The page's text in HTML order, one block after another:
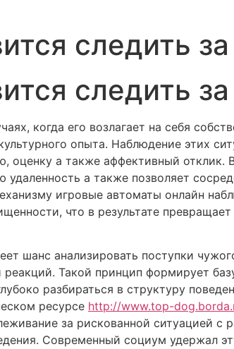
следить
следить
когда его возлагает на себя
опыта. Наблюдение этих
оценку а также аффективный
удаленность а также позволяет
игровые автоматы онлайн
что в результате
шанс анализировать поступки
Такой принцип формирует
разбираться в структуру
ресурсе http://www.top-
за рискованной ситуацией с
Современный социум удержал